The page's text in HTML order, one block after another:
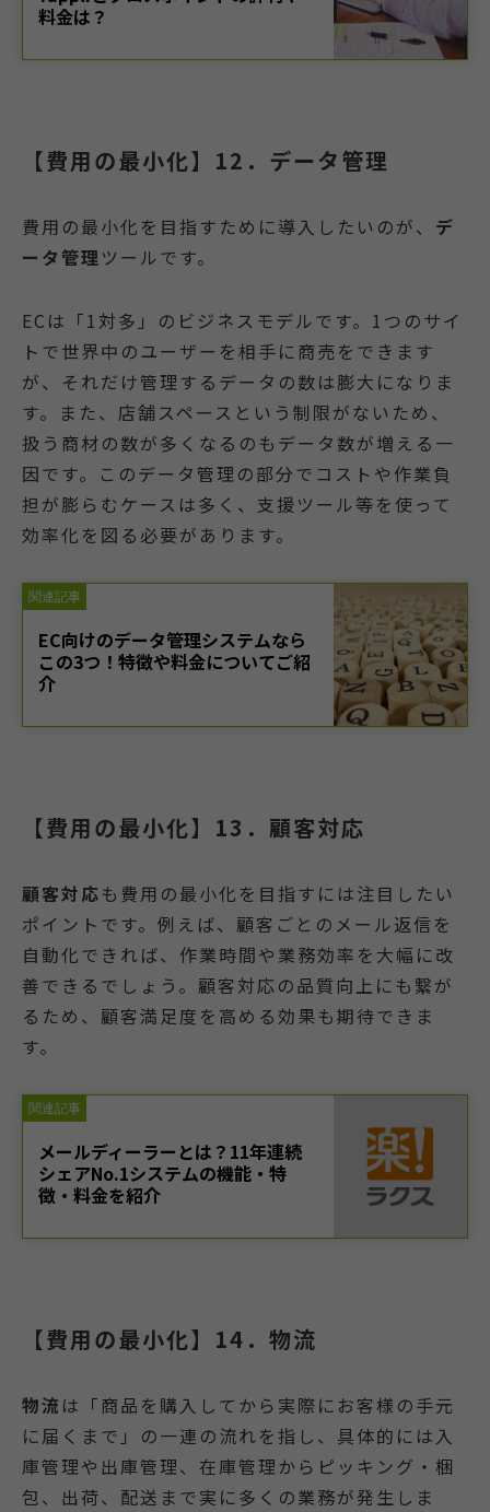
【費用の最小化】12．データ管理
費用の最小化を目指すために導入したいのが、 デ
ータ管理ツールです。
ECは「1対多」のビジネスモデルです。1つのサイ
トで世界中のユーザーを相手に商売をできます
が、それだけ管理するデータの数は膨大になりま
す。また、店舗スペースという制限がないため、
扱う商材の数が多くなるのもデータ数が増える一
因です。このデータ管理の部分でコストや作業負
担が膨らむケースは多く、支援ツール等を使って
効率化を図る必要があります。
【費用の最小化】13．顧客対応
顧客対応も費用の最小化を目指すには注目したい
ポイントです。例えば、顧客ごとのメール返信を
自動化できれば、作業時間や業務効率を大幅に改
善できるでしょう。顧客対応の品質向上にも繋が
るため、顧客満足度を高める効果も期待できま
す。
【費用の最小化】14．物流
物流 は「商品を購入してから実際にお客様の手元
に届くまで」の一連の流れを指し、具体的には入
庫管理や出庫管理、在庫管理からピッキング・梱
包、出荷、配送まで実に多くの業務が発生しま